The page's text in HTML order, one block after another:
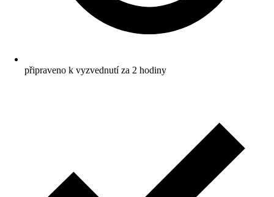
připraveno k vyzvednutí za 2 hodiny